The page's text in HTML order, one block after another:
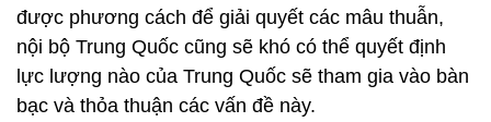
được phương cách để giải quyết các mâu thuẫn,
nội bộ Trung Quốc cũng sẽ khó có thể quyết định
lực lượng nào của Trung Quốc sẽ tham gia vào bàn
bạc và thỏa thuận các vấn đề này.